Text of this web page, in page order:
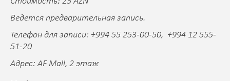
Ведется предварительная запись.
Телефон для записи: +994 55 253-00-50, +994 12 555-
51-20
Адрес: AF Mall, 2 этаж